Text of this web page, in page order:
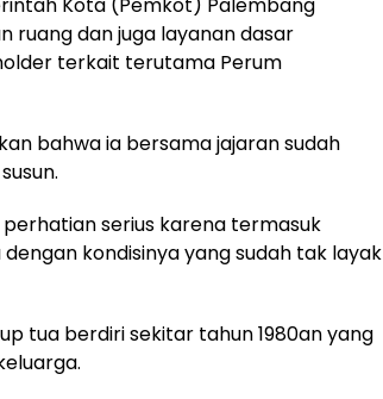
dan juga layanan dasar
terkait terutama Perum
bahwa ia bersama jajaran sudah
perhatian serius karena termasuk
kondisinya yang sudah tak layak
tua berdiri sekitar tahun 1980an yang